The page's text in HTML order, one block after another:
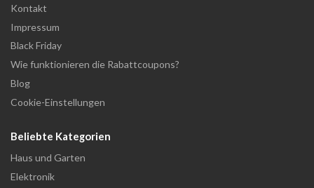
Kontakt
Impressum
Black Friday
Wie funktionieren die Rabattcoupons?
Blog
Cookie-Einstellungen
Beliebte Kategorien
Haus und Garten
Elektronik